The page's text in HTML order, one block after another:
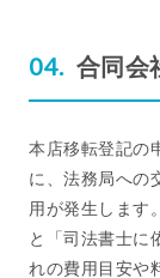
合同会
本店移転登記の
に、法務局への
用が発生します
と「司法書士に
れの費用目安や